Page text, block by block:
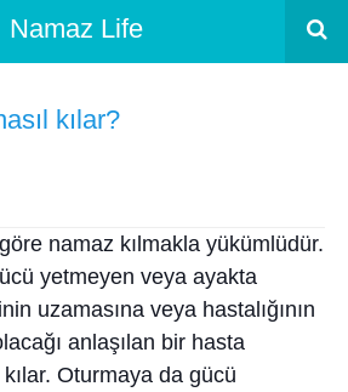
Namaz Life
kılar?
namaz kılmakla yükümlüdür.
yetmeyen veya ayakta
uzamasına veya hastalığının
anlaşılan bir hasta
Oturmaya da gücü